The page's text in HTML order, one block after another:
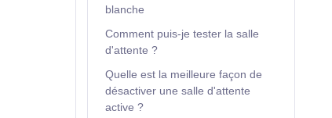
blanche
Comment puis-je tester la salle
d'attente ?
Quelle est la meilleure façon de
désactiver une salle d'attente
active ?